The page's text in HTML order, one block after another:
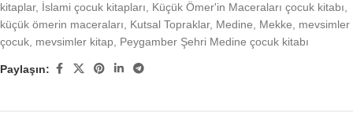
kitaplar, İslami çocuk kitapları Küçük Ömer'in Maceraları çocuk kitabı
küçük ömerin maceraları
Kutsal Topraklar, Medine Mekke
mevsimler
çocuk mevsimler kitap Peygamber Şehri Medine çocuk kitabı
Paylaşın: